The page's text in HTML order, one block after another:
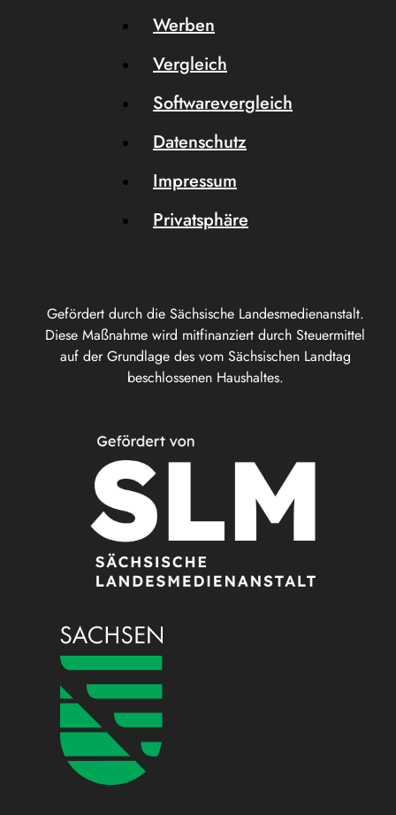
Gefördert durch die Sächsische Landesmedienanstalt.
Diese Maßnahme wird mitfinanziert durch Steuermittel
auf der Grundlage des vom Sächsischen Landtag
beschlossenen Haushaltes.
Werben
Vergleich
Softwarevergleich
Datenschutz
Impressum
Privatsphäre